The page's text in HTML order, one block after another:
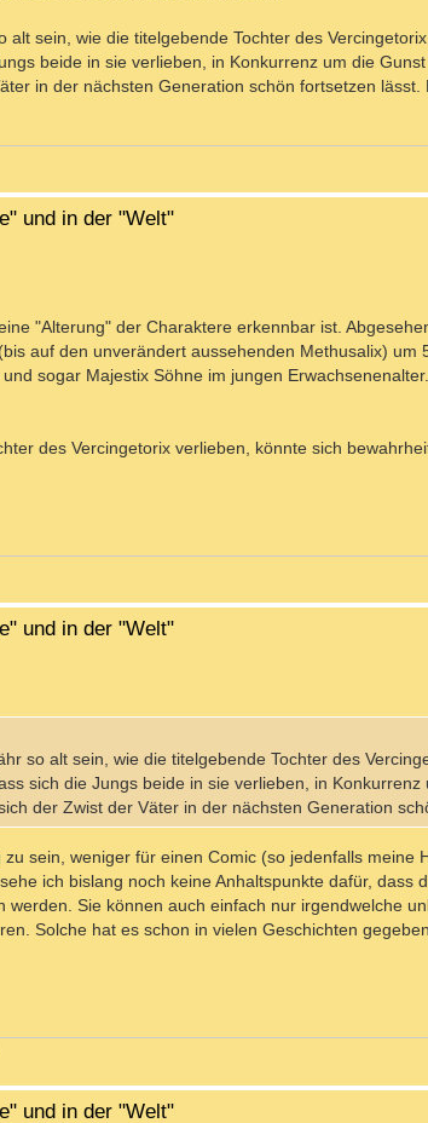
sein, wie die titelgebende Tochter des
beide in sie verlieben, in Konkurrenz um die
in der nächsten Generation schön fortsetzen lässt.
und in der "Welt"
"Alterung" der Charaktere erkennbar ist.
auf den unverändert aussehenden Methusalix) um
sogar Majestix Söhne im jungen
des Vercingetorix verlieben, könnte sich
und in der "Welt"
so alt sein, wie die titelgebende Tochter des
sich die Jungs beide in sie verlieben, in Konkurrenz
der Zwist der Väter in der nächsten Generation
sein, weniger für einen Comic (so jedenfalls meine
ich bislang noch keine Anhaltspunkte dafür, dass
Sie können auch einfach nur irgendwelche
Solche hat es schon in vielen Geschichten gegeben.
und in der "Welt"